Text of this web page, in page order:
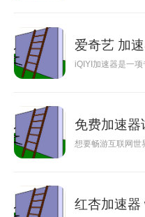
爱奇艺 加
iQIYI加速器是一
免费加速器
想要畅游互联网世
红杏加速器